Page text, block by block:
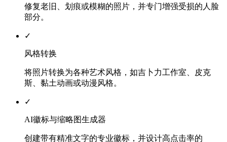
修复老旧、划痕或模糊的照片，并专门增强受损的人脸
部分。
✓
风格转换
将照片转换为各种艺术风格，如吉卜力工作室、皮克
斯、黏土动画或动漫风格。
✓
AI徽标与缩略图生成器
创建带有精准文字的专业徽标，并设计高点击率的